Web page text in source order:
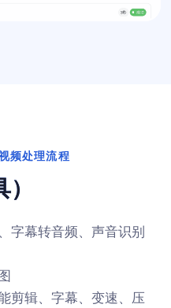
频处理流程
字幕转音频、声音识别
剪辑、字幕、变速、压